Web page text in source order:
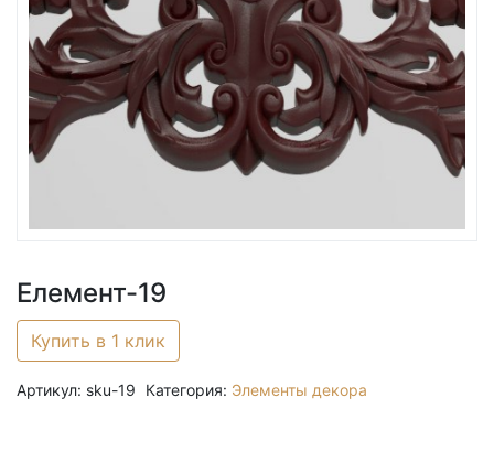
Елемент-19
Купить в 1 клик
Артикул: sku-19 Категория: Элементы декора